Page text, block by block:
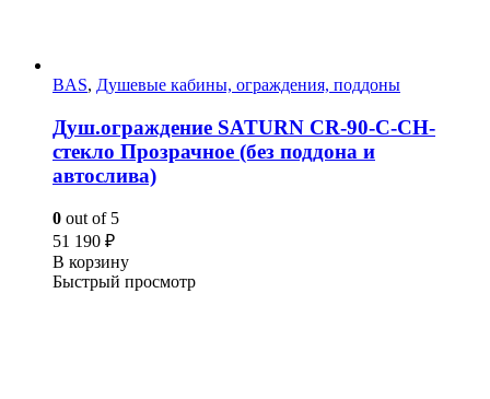
BAS, Душевые кабины, ограждения, поддоны
Душ.ограждение SATURN CR-90-C-CH-
стекло Прозрачное (без поддона и
автослива)
0 out of 5
51 190 ₽
В корзину
Быстрый просмотр